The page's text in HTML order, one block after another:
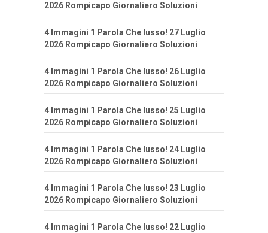
2026 Rompicapo Giornaliero Soluzioni
4 Immagini 1 Parola Che lusso! 27 Luglio
2026 Rompicapo Giornaliero Soluzioni
4 Immagini 1 Parola Che lusso! 26 Luglio
2026 Rompicapo Giornaliero Soluzioni
4 Immagini 1 Parola Che lusso! 25 Luglio
2026 Rompicapo Giornaliero Soluzioni
4 Immagini 1 Parola Che lusso! 24 Luglio
2026 Rompicapo Giornaliero Soluzioni
4 Immagini 1 Parola Che lusso! 23 Luglio
2026 Rompicapo Giornaliero Soluzioni
4 Immagini 1 Parola Che lusso! 22 Luglio